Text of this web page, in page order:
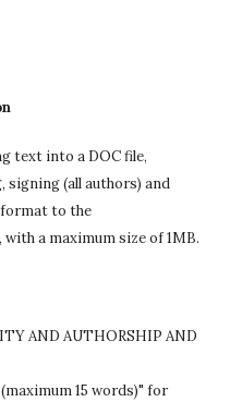
text into a DOC file,
(all authors) and
to the
a maximum size of 1MB.
AND AUTHORSHIP AND
15 words)" for